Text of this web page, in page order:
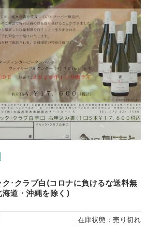
･クラブ白(コロナに負けるな送料無
道・沖縄を除く)
在庫状態：売り切れ